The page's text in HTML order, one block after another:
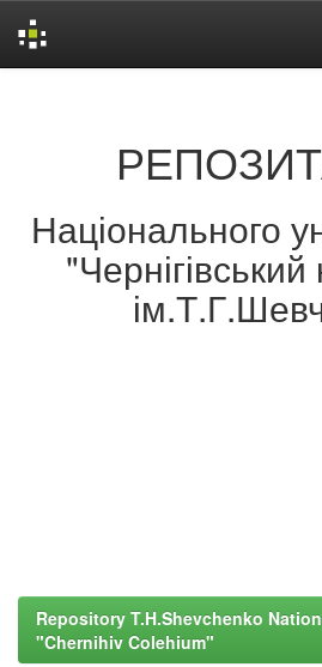
Національного
"Чернігівський
Repository T.H.Shevchenko
"Chernihiv Colehium"